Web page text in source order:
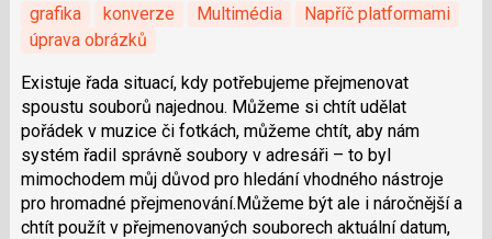
grafika konverze Multimédia
Napříč platformami
úprava obrázků
Existuje řada situací, kdy potřebujeme přejmenovat
spoustu souborů najednou. Můžeme si chtít udělat
pořádek v muzice či fotkách, můžeme chtít, aby nám
systém řadil správně soubory v adresáři – to byl
mimochodem můj důvod pro hledání vhodného nástroje
pro hromadné přejmenování.Můžeme být ale i náročnější a
chtít použít v přejmenovaných souborech aktuální datum,